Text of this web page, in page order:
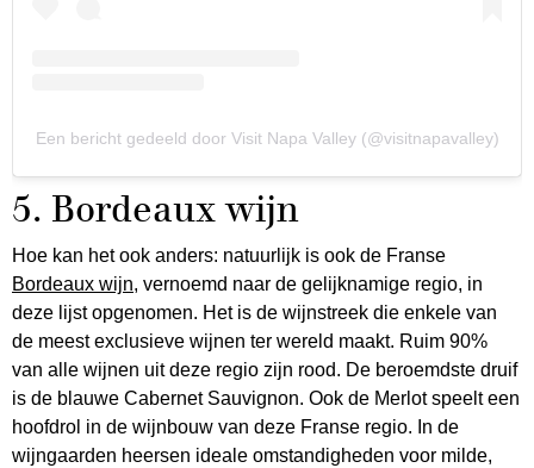
Een bericht gedeeld door Visit Napa Valley (@visitnapavalley)
5. Bordeaux wijn
Hoe kan het ook anders: natuurlijk is ook de Franse
Bordeaux wijn, vernoemd naar de gelijknamige regio, in
deze lijst opgenomen. Het is de wijnstreek die enkele van
de meest exclusieve wijnen ter wereld maakt. Ruim 90%
van alle wijnen uit deze regio zijn rood. De beroemdste druif
is de blauwe Cabernet Sauvignon. Ook de Merlot speelt een
hoofdrol in de wijnbouw van deze Franse regio. In de
wijngaarden heersen ideale omstandigheden voor milde,